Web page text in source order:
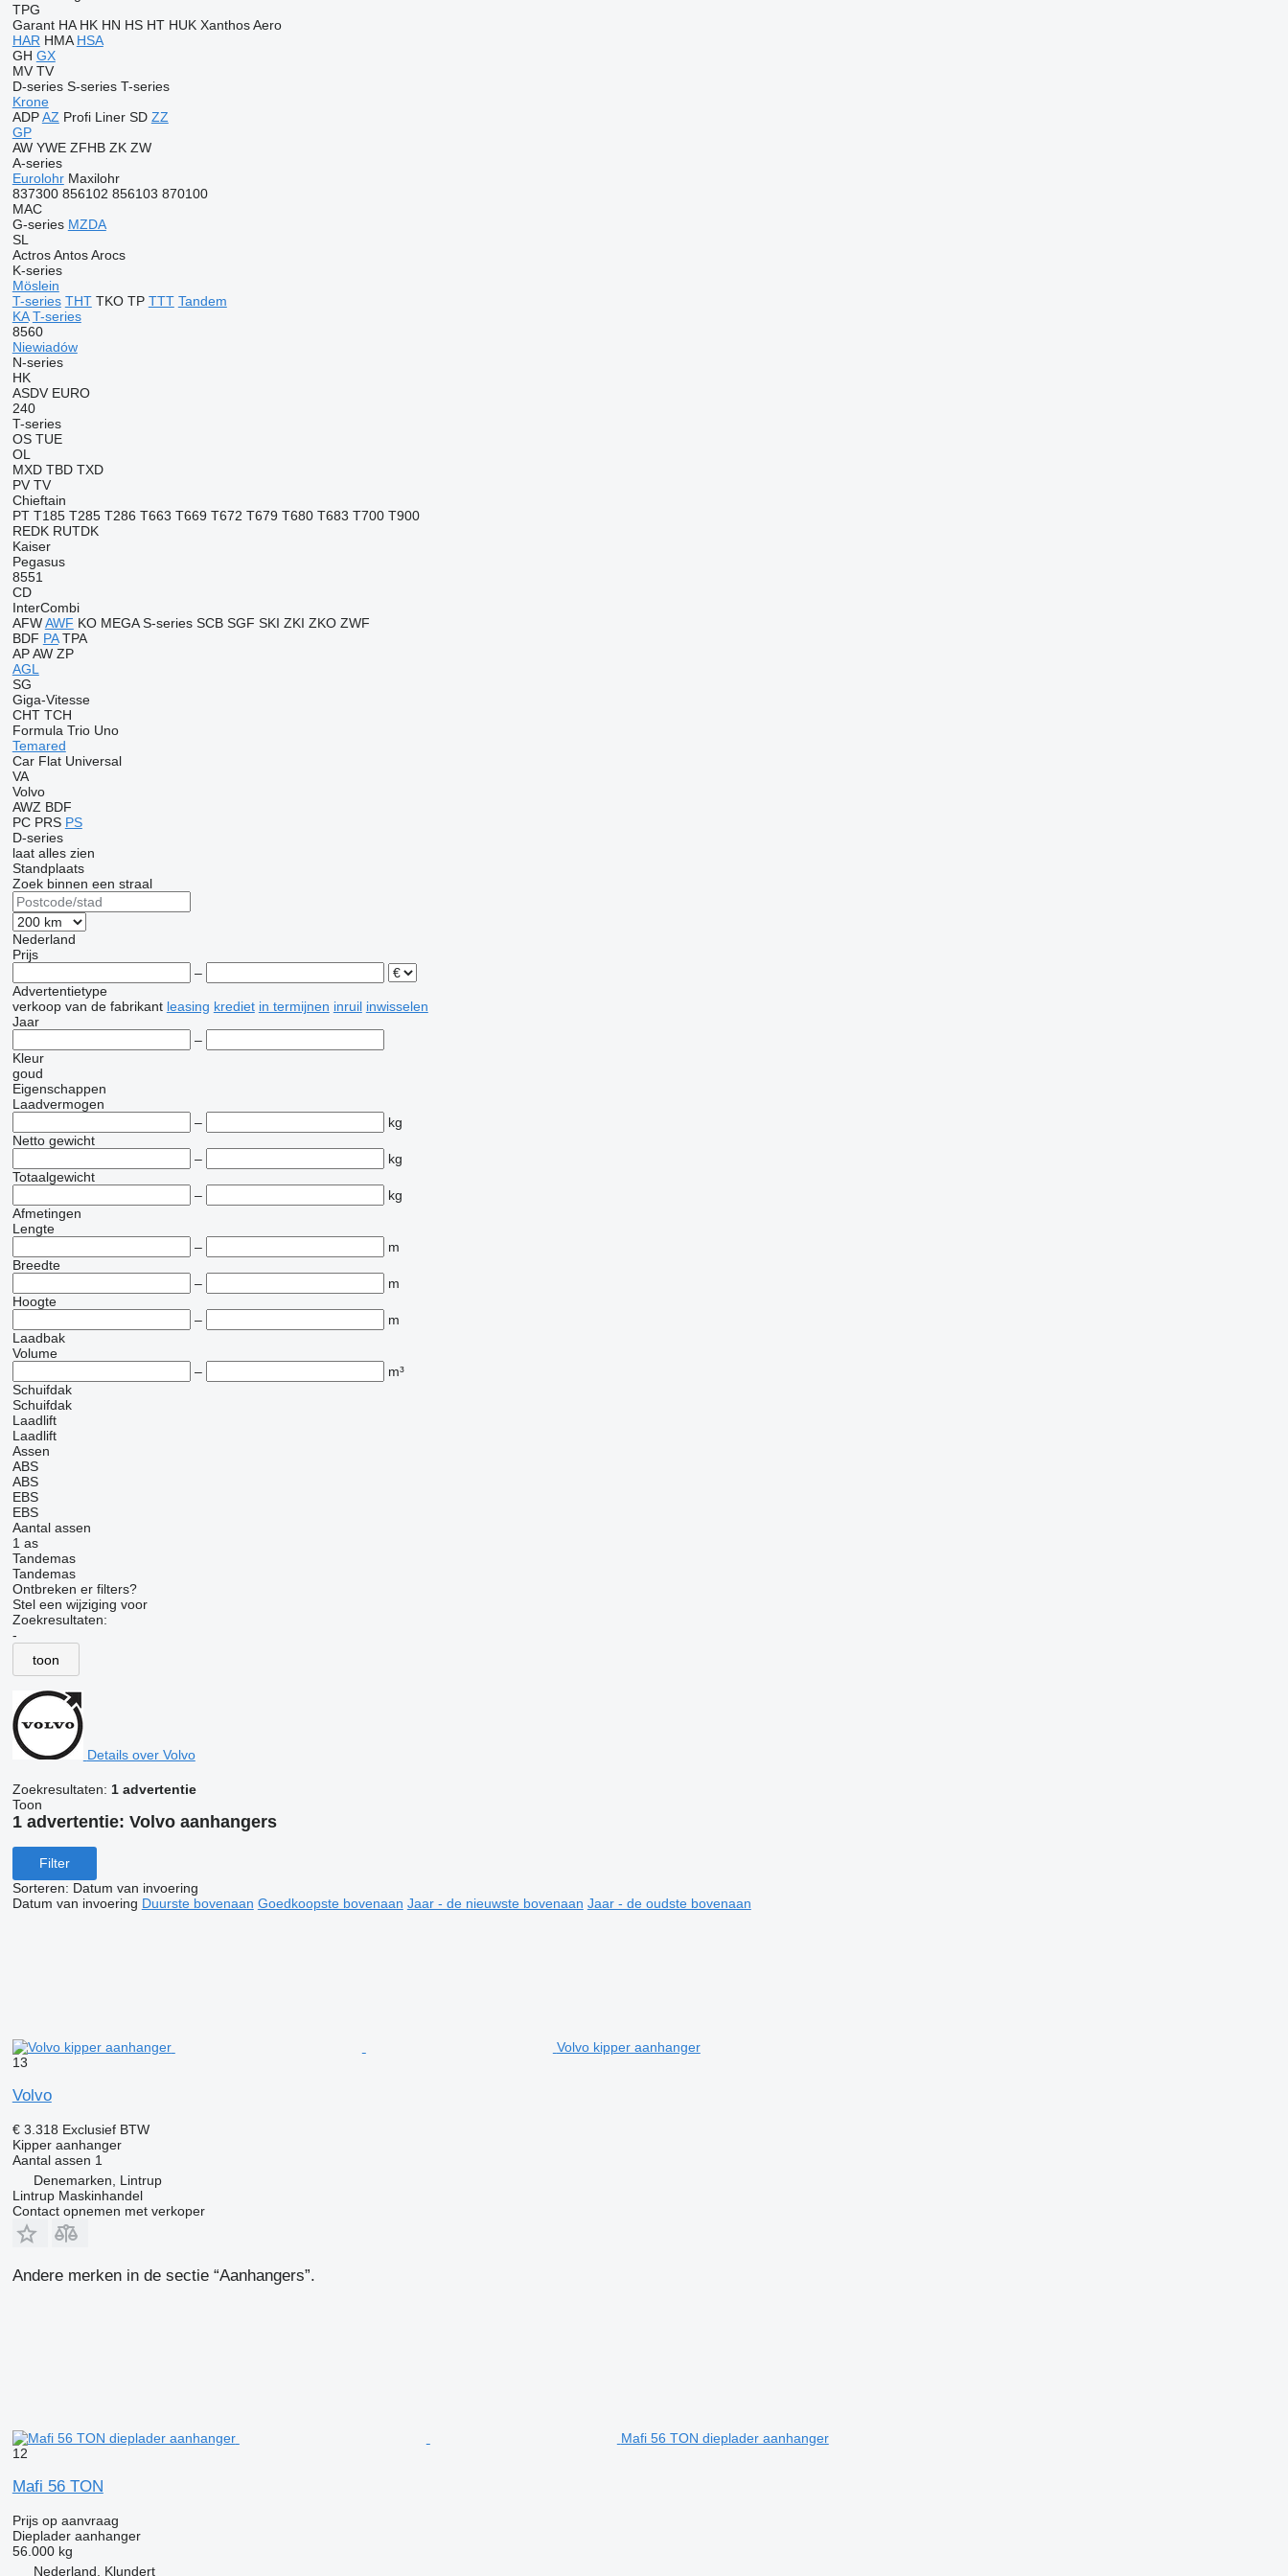
TPG
Garant HA HK HN HS HT HUK Xanthos Aero
HAR HMA HSA
GH GX
MV TV
D-series S-series T-series
Krone
ADP AZ Profi Liner SD ZZ
GP
AW YWE ZFHB ZK ZW
A-series
Eurolohr Maxilohr
837300 856102 856103 870100
MAC
G-series MZDA
SL
Actros Antos Arocs
K-series
Möslein
T-series THT TKO TP TTT Tandem
KA T-series
8560
Niewiadów
N-series
HK
ASDV EURO
240
T-series
OS TUE
OL
MXD TBD TXD
PV TV
Chieftain
PT T185 T285 T286 T663 T669 T672 T679 T680 T683 T700 T900
REDK RUTDK
Kaiser
Pegasus
8551
CD
InterCombi
AFW AWF KO MEGA S-series SCB SGF SKI ZKI ZKO ZWF
BDF PA TPA
AP AW ZP
AGL
SG
Giga-Vitesse
CHT TCH
Formula Trio Uno
Temared
Car Flat Universal
VA
Volvo
AWZ BDF
PC PRS PS
D-series
laat alles zien
Standplaats
Zoek binnen een straal
Nederland
Prijs
–
Advertentietype
verkoop van de fabrikant leasing krediet in termijnen inruil inwisselen
Jaar
–
Kleur
goud
Eigenschappen
Laadvermogen
–
kg
Netto gewicht
–
kg
Totaalgewicht
–
kg
Afmetingen
Lengte
–
m
Breedte
–
m
Hoogte
–
m
Laadbak
Volume
–
m³
Schuifdak
Schuifdak
Laadlift
Laadlift
Assen
ABS
ABS
EBS
EBS
Aantal assen
1 as
Tandemas
Tandemas
Ontbreken er filters?
Stel een wijziging voor
Zoekresultaten:
-
toon
Details over Volvo
Zoekresultaten: 1 advertentie
Toon
1 advertentie: Volvo aanhangers
Filter
Sorteren: Datum van invoering
Datum van invoering Duurste bovenaan Goedkoopste bovenaan Jaar - de nieuwste bovenaan Jaar - de oudste bovenaan
Volvo kipper aanhanger
13
Volvo
€ 3.318 Exclusief BTW
Kipper aanhanger
Aantal assen 1
Denemarken, Lintrup
Lintrup Maskinhandel
Contact opnemen met verkoper
Andere merken in de sectie “Aanhangers”.
Mafi 56 TON dieplader aanhanger
12
Mafi 56 TON
Prijs op aanvraag
Dieplader aanhanger
56.000 kg
Nederland, Klundert